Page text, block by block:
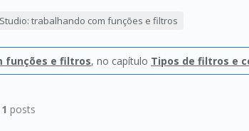
trabalhando com funções e filtros
funções e filtros, no capítulo Tipos de filtros e
1 posts